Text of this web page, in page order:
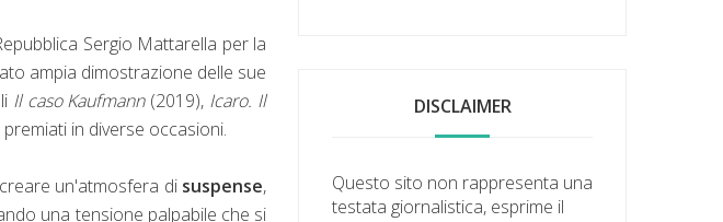
Sergio Mattarella per la
ampia dimostrazione delle sue
Il caso Kaufmann(2019), Icaro. Il
in diverse occasioni.
un'atmosfera di suspense,
una tensione palpabile che si
DISCLAIMER
Questo sito non rappresenta una
testata giornalistica, esprime il